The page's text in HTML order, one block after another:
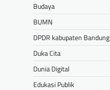
Budaya
BUMN
DPDR kabupaten Bandung
Duka Cita
Dunia Digital
Edukasi Publik